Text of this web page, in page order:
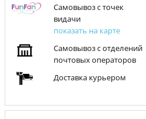
Самовывоз с точек
видачи
показать на карте
Самовывоз с отделений
почтовых операторов
Доставка курьером